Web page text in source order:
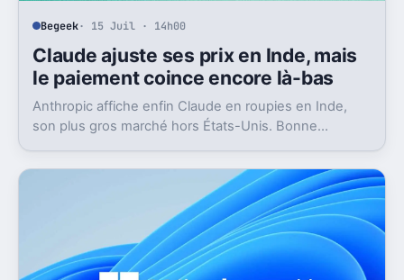
Begeek· 15 Juil · 14h00
Claude ajuste ses prix en Inde, mais
le paiement coince encore là-bas
Anthropic affiche enfin Claude en roupies en Inde,
son plus gros marché hors États-Unis. Bonne
abonnements.